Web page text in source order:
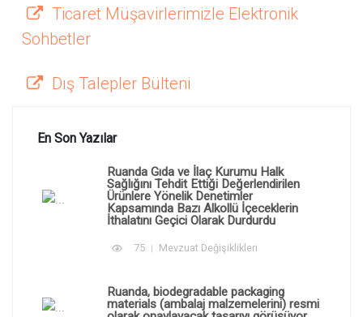
Ticaret Müşavirlerimizle Elektronik
Sohbetler
Dış Talepler Bülteni
En Son Yazılar
Ruanda Gıda ve İlaç Kurumu Halk
Sağlığını Tehdit Ettiği Değerlendirilen
Ürünlere Yönelik Denetimler
Kapsamında Bazı Alkollü İçeceklerin
İthalatını Geçici Olarak Durdurdu
75 Mevzuat Değişiklikleri
Ruanda, biodegradable packaging
materials (ambalaj malzemelerini) resmi